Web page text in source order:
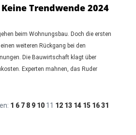
Trendwende 2024
beim Wohnungsbau. Doch die ersten
weiteren Rückgang bei den
Die Bauwirtschaft klagt über
Experten mahnen, das Ruder
1 6 7 8 9 10 11 12 13 14 15 16 31